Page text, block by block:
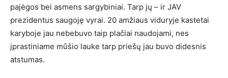
pajėgos bei asmens sargybiniai. Tarp jų – ir JAV
prezidentus saugoję vyrai. 20 amžiaus viduryje kastetai
karyboje jau nebebuvo taip plačiai naudojami, nes
įprastiniame mūšio lauke tarp priešų jau buvo didesnis
atstumas.